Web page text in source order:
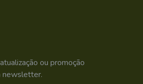
ou promoção
newsletter.